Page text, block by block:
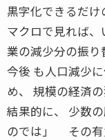
黒字化できるだけ
マクロで見れば
業の減少分の振り
今後 も人口減少
め、 規模の経済
結果的に、 少数
のでは」 その有